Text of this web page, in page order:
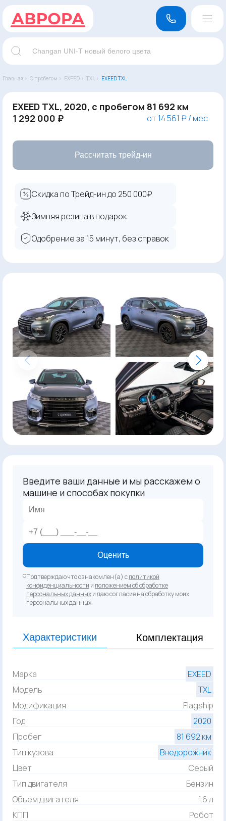
Главная › С пробегом › EXEED › TXL › EXEED TXL
EXEED TXL, 2020, с пробегом 81 692 км
1 292 000 ₽
от 14 561 ₽ / мес.
Рассчитать трейд-ин
Скидка по Трейд-ин до 250 000₽
Зимняя резина в подарок
Одобрение за 15 минут, без справок
Введите ваши данные и мы расскажем о
машине и способах покупки
Оценить
Подтверждаю что ознакомлен(а) сполитикой
конфиденциальности и положением об обработке
персональных данныхи даю согласие на обработку моих
персональных данных
Характеристики Комплектация
Марка
EXEED
Модель
TXL
Модификация
Flagship
Год
2020
Пробег
81 692 км
Тип кузова
Внедорожник
Цвет
Серый
Тип двигателя
Бензин
Объем двигателя
1.6 л
КПП
Робот